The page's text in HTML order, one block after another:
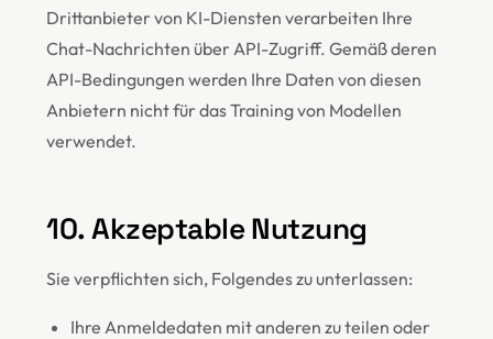
Drittanbieter von KI-Diensten verarbeiten Ihre
Chat-Nachrichten über API-Zugriff. Gemäß deren
API-Bedingungen werden Ihre Daten von diesen
Anbietern nicht für das Training von Modellen
verwendet.
10. Akzeptable Nutzung
Sie verpflichten sich, Folgendes zu unterlassen:
Ihre Anmeldedaten mit anderen zu teilen oder